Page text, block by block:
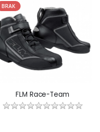
BRAK
FLM Race-Team